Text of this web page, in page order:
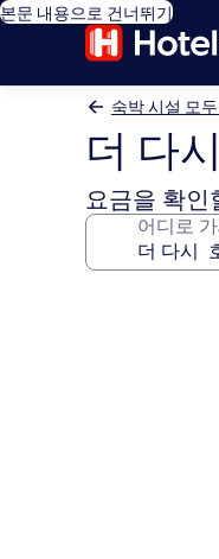
본문 내용으로 건너뛰기
숙박 시설 모
더 다
요금을 확인
어디로